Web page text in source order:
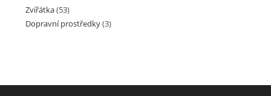
Zvířátka(53)
Dopravní prostředky(3)